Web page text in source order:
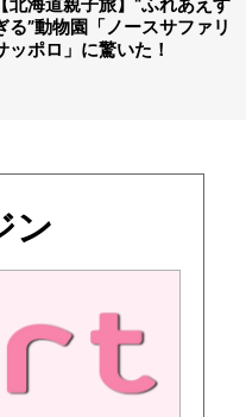
る”動物園「ノースサファリ
ッポロ」に驚いた！
ン